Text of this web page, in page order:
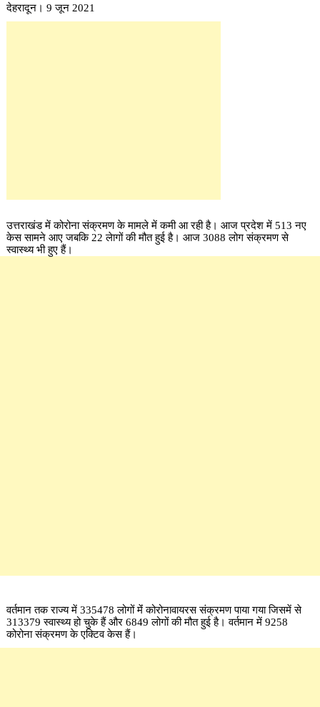
देहरादून। 9 जून 2021
उत्तराखंड में कोरोना संक्रमण के मामले में कमी आ रही है। आज प्रदेश में 513 नए
केस सामने आए जबकि 22 लेागों की मौत हुई है। आज 3088 लोग संक्रमण से
स्वास्थ्य भी हुए हैं।
वर्तमान तक राज्य में 335478 लोगों मेंं कोरोनावायरस संक्रमण पाया गया जिसमें से
313379 स्वास्थ्य हो चुके हैं और 6849 लोगों की मौत हुई है। वर्तमान में 9258
कोरोना संक्रमण के एक्टिव केस हैं।